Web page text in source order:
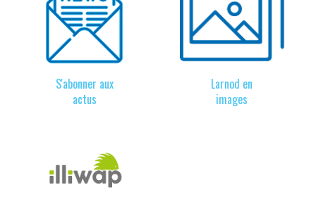
S'abonner aux
actus
Larnod en
images